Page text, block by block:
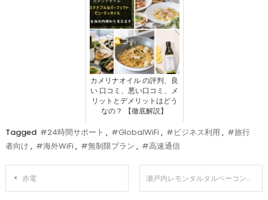
カメリナオイル の評判、良
い 口コミ、悪い口コミ、メ
リットとデメリットはどう
なの？ 【徹底解説】
Tagged #24時間サポート , #GlobalWiFi , #ビジネス利用 , #旅行
者向け , #海外WiFi , #無制限プラン , #高速通信
投赤電 瀬戸内レモンタルタルベーコンてりたま